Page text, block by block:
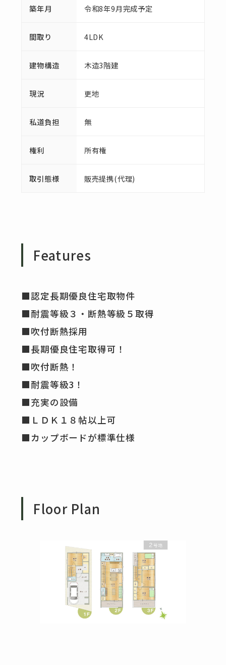
築年月 令和8年9月完成予定
間取り 4LDK
建物構造 木造3階建
現況 更地
私道負担 無
権利 所有権
取引態様 販売提携(代理)
Features
■認定長期優良住宅取物件
■耐震等級３・断熱等級５取得
■吹付断熱採用
■長期優良住宅取得可！
■吹付断熱！
■耐震等級3！
■充実の設備
■ＬＤＫ１８帖以上可
■カップボードが標準仕様
Floor Plan